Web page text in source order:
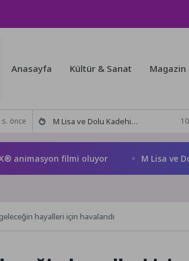
Anasayfa Kültür & Sanat Magazin
s. önce M Lisa ve Dolu Kadehi Ters Tut’tan Yeni İş Birliği: Vişne
filmi oluyor M Lisa ve Dolu
hayalleri için havalandı